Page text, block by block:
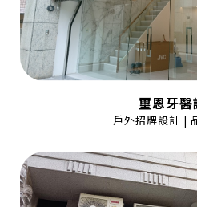
璽恩牙醫
戶外招牌設計 |